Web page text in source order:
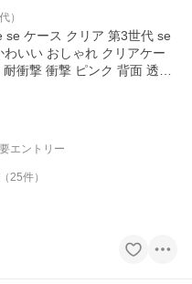
）
se ケース クリア 第3世代 se
いい おしゃれ クリアケー
衝撃 衝撃 ピンク 背面 透明
要エントリー
25件）